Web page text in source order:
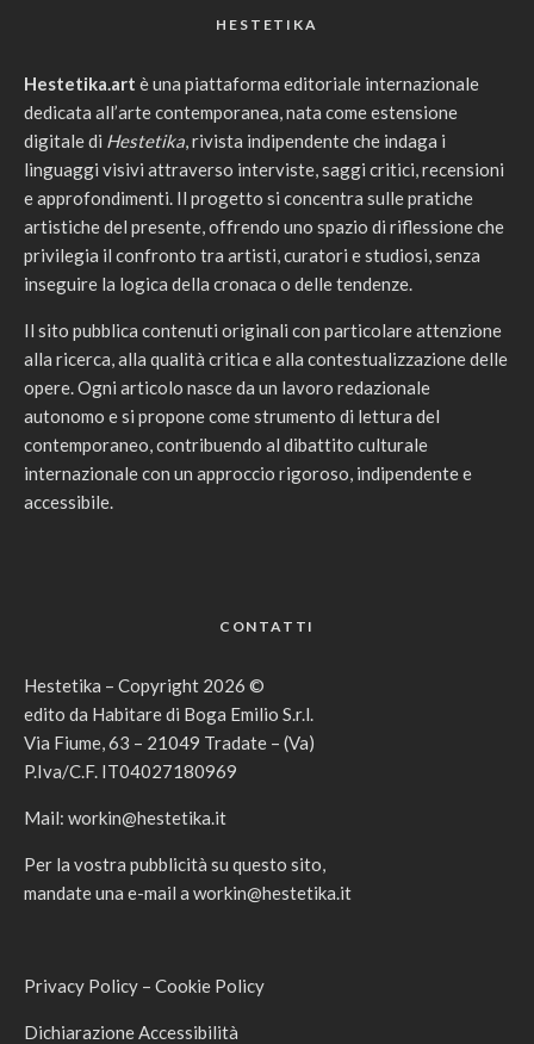
HESTETIKA
Hestetika.art è una piattaforma editoriale internazionale
dedicata all’arte contemporanea, nata come estensione
digitale di Hestetika , rivista indipendente che indaga i
linguaggi visivi attraverso interviste, saggi critici, recensioni
e approfondimenti. Il progetto si concentra sulle pratiche
artistiche del presente, offrendo uno spazio di riflessione che
privilegia il confronto tra artisti, curatori e studiosi, senza
inseguire la logica della cronaca o delle tendenze.
Il sito pubblica contenuti originali con particolare attenzione
alla ricerca, alla qualità critica e alla contestualizzazione delle
opere. Ogni articolo nasce da un lavoro redazionale
autonomo e si propone come strumento di lettura del
contemporaneo, contribuendo al dibattito culturale
internazionale con un approccio rigoroso, indipendente e
accessibile.
CONTATTI
Hestetika – Copyright 2026 ©
edito da Habitare di Boga Emilio S.r.l.
Via Fiume, 63 – 21049 Tradate – (Va)
P.Iva/C.F. IT04027180969
Mail: workin@hestetika.it
Per la vostra pubblicità su questo sito,
mandate una e-mail a workin@hestetika.it
Privacy Policy – Cookie Policy
Dichiarazione Accessibilità